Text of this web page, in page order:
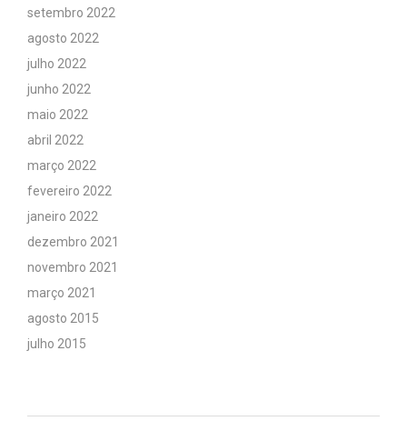
setembro 2022
agosto 2022
julho 2022
junho 2022
maio 2022
abril 2022
março 2022
fevereiro 2022
janeiro 2022
dezembro 2021
novembro 2021
março 2021
agosto 2015
julho 2015